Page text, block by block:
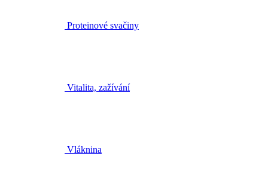
Proteinové svačiny
Vitalita, zažívání
Vláknina